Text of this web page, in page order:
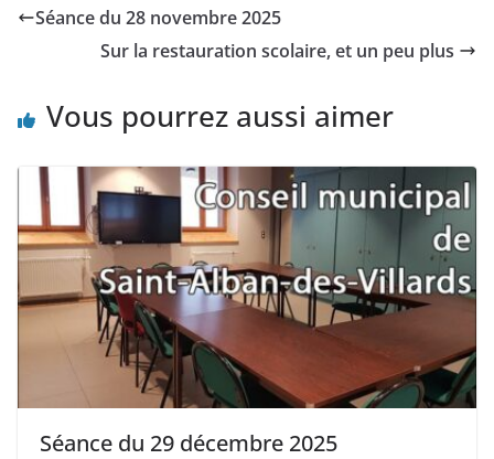
Séance du 28 novembre 2025
Sur la restauration scolaire, et un peu plus
Vous pourrez aussi aimer
Séance du 29 décembre 2025